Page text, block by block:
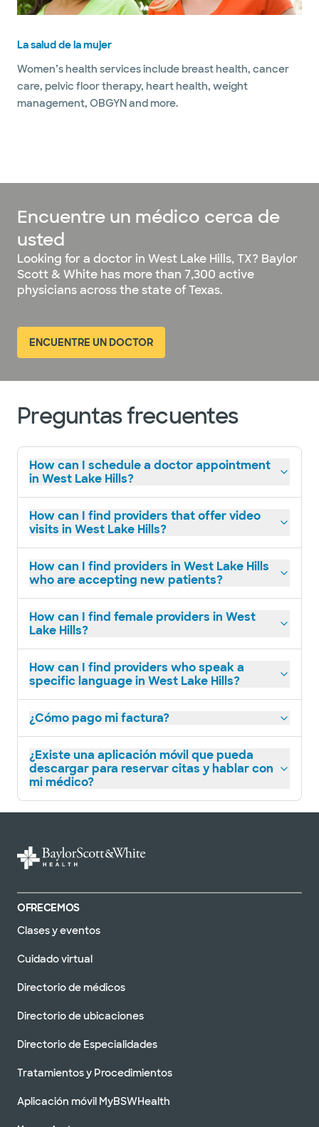
La salud de la mujer
Women’s health services include breast health, cancer
care, pelvic floor therapy, heart health, weight
management, OBGYN and more.
Encuentre un médico cerca de
usted
Looking for a doctor in West Lake Hills, TX? Baylor
Scott & White has more than 7,300 active
physicians across the state of Texas.
ENCUENTRE UN DOCTOR
Preguntas frecuentes
How can I schedule a doctor appointment
in West Lake Hills?
How can I find providers that offer video
visits in West Lake Hills?
How can I find providers in West Lake Hills
who are accepting new patients?
How can I find female providers in West
Lake Hills?
How can I find providers who speak a
specific language in West Lake Hills?
¿Cómo pago mi factura?
¿Existe una aplicación móvil que pueda
descargar para reservar citas y hablar con
mi médico?
OFRECEMOS
Clases y eventos
Cuidado virtual
Directorio de médicos
Directorio de ubicaciones
Directorio de Especialidades
Tratamientos y Procedimientos
Aplicación móvil MyBSWHealth